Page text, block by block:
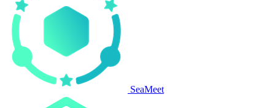
SeaMeet